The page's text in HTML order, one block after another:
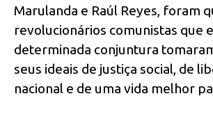
Marulanda e Raúl Reyes, foram
revolucionários comunistas que
determinada conjuntura
seus ideais de justiça social, de
nacional e de uma vida melhor